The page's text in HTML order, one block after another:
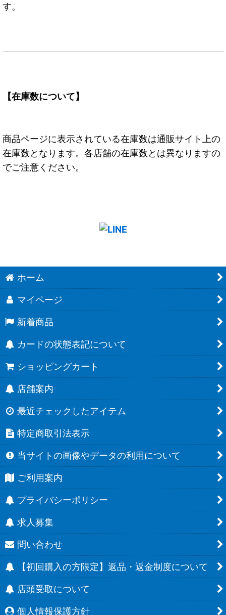
す。
【在庫数について】
商品ページに表示されている在庫数は通販サイト上の
在庫数となります。各店舗の在庫数とは異なりますの
でご注意ください。
ホーム
マイページ
新着商品
カードの状態表記について
ショッピングカート
店舗案内
最近チェックしたアイテム
特定商取引法表示
当サイトの画像やデータの利用について
ご利用案内
プライバシーポリシー
求人募集
問い合わせ
【初回購入の方限定】返品・返金制度について
店頭受取について
個人情報保護方針